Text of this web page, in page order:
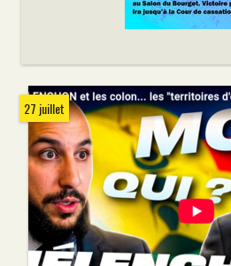
27 juillet